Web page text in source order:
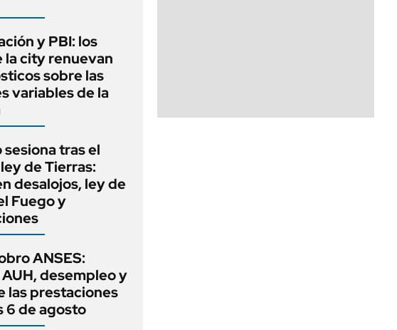
y PBI: los
la city renuevan
sobre las
variables de la
sesiona tras el
de Tierras:
desalojos, ley de
Fuego y
ANSES:
desempleo y
las prestaciones
6 de agosto